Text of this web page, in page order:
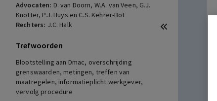
Advocaten: D. van Doorn, W.A. van Veen, G.J.
Knotter, P.J. Huys en C.S. Kehrer-Bot
Rechters: J.C. Halk
Trefwoorden
Blootstelling aan Dmac, overschrijding
grenswaarden, metingen, treffen van
maatregelen, informatieplicht werkgever,
vervolg procedure